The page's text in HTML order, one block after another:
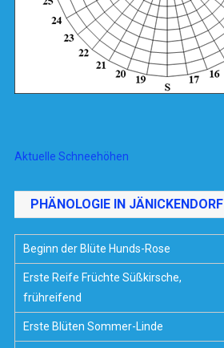
Aktuelle Schneehöhen
PHÄNOLOGIE IN JÄNICKENDORF
Beginn der Blüte Hunds-Rose
Erste Reife Früchte Süßkirsche,
frühreifend
Erste Blüten Sommer-Linde